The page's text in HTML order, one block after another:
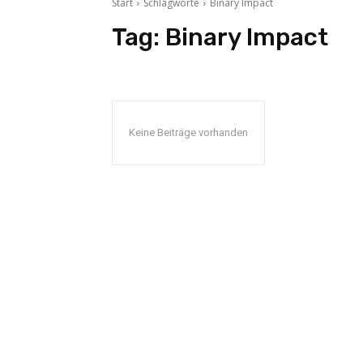
Start Schlagworte Binary Impact
Tag: Binary Impact
Keine Beiträge vorhanden